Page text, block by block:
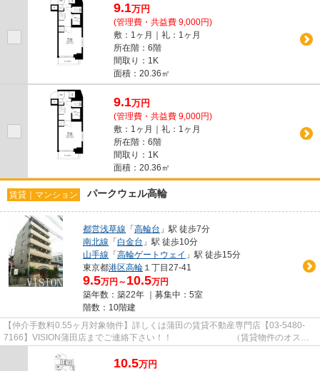
9.1万円
(管理費・共益費 9,000円)
敷：1ヶ月｜礼：1ヶ月
所在階：6階
間取り：1K
面積：20.36㎡
9.1万円
(管理費・共益費 9,000円)
敷：1ヶ月｜礼：1ヶ月
所在階：6階
間取り：1K
面積：20.36㎡
賃貸｜マンション パークウェル高輪
都営浅草線 「高輪台 」駅 徒歩7分
南北線 「白金台 」駅 徒歩10分
山手線 「高輪ゲートウェイ 」駅 徒歩15分
東京都港区高輪 １丁目27-41
9.5万円～ 10.5万円
築年数：築22年 ｜募集中： 5室
階数：10階建
【仲介手数料0.55ヶ月対象物件】詳しくは蒲田の賃貸不動産専門店【03-5480-
7166】VISION蒲田店までご連絡下さい！！ （賃貸物件のオスス
メポイント）エアコン 浴室乾燥機...
10.5万円